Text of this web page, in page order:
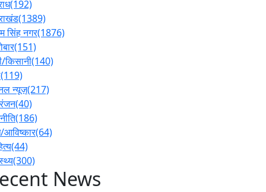
(192)
(1389)
सिंह नगर(1876)
(151)
किसानी(140)
(119)
न्यूज़(217)
(40)
(186)
आविष्कार(64)
(44)
(300)
News